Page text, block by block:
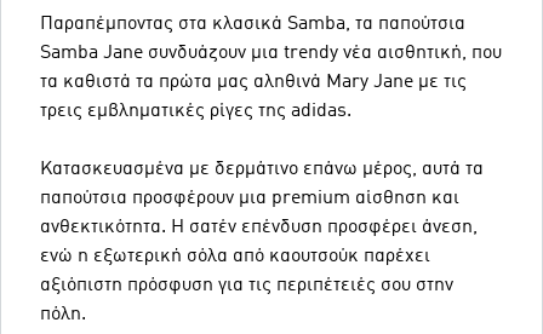
Παραπέμποντας στα κλασικά Samba, τα παπούτσια
Samba Jane συνδυάζουν μια trendy νέα αισθητική, που
τα καθιστά τα πρώτα μας αληθινά Mary Jane με τις
τρεις εμβληματικές ρίγες της adidas.
Κατασκευασμένα με δερμάτινο επάνω μέρος, αυτά τα
παπούτσια προσφέρουν μια premium αίσθηση και
ανθεκτικότητα. Η σατέν επένδυση προσφέρει άνεση,
ενώ η εξωτερική σόλα από καουτσούκ παρέχει
αξιόπιστη πρόσφυση για τις περιπέτειές σου στην
πόλη.